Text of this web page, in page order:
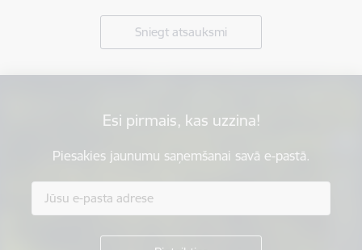
Sniegt atsauksmi
Esi pirmais, kas uzzina!
Piesakies jaunumu saņemšanai savā e-pastā.